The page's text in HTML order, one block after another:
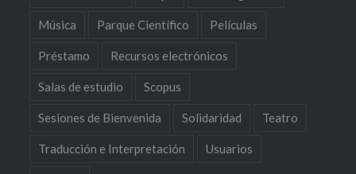
Música Parque Científico Películas
Préstamo Recursos electrónicos
Salas de estudio Scopus
Sesiones de Bienvenida Solidaridad Teatro
Traducción e Interpretación Usuarios